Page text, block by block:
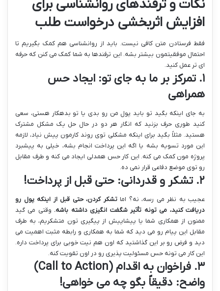
نکات و ترفندهای روانشناسی برای
افزایش اثربخشی درخواست طلب
فقط فرستادن متن کافی نیست. باید از روانشناسی هم کمک بگیریم تا
احتمال موفقیتمون بیشتر بشه. این ترفندها به شما کمک می کنن که حرفه
ای تر عمل کنید.
۱. تمرکز بر ما به جای تو: ایجاد حس
همراهی
به جای اینکه بگید تو باید پول من رو بدی یا تو بدهکار هستی، سعی
کنید طوری حرف بزنید که انگار هر دو در حال حل یک مشکل مشترک
هستید. مثلاً بگید برای اینکه مشکلی توی روند کارمون پیش نیاد، لازمه
این مورد تسویه بشه یا اگه این پرداخت انجام بشه، خیلی به پیشبرد
پروژه مون کمک می کنه. این کار حس همدلی ایجاد می کنه و طرف مقابل
رو توی موضع دفاعی قرار نمی ده.
۲. تشکر و قدردانی: حتی قبل از پرداخت!
عجیب به نظر می رسه، نه؟ اماتشکر کردن، حتی قبل از اینکه پول رو
دریافت کنید، می تونه تأثیر شگفت انگیزی داشته باشه. وقتی می گید
ممنون از همکاری شما یا پیشاپیش از پیگیری تون متشکریم، به طرف
مقابل این پیام رو می دید که شما به همکاری و رابطه مثبت اهمیت می
دید و فرض رو بر این گذاشتید که اون هم نیت خوبی برای پرداخت داره.
این کار می تونه حس مسئولیت پذیری رو در اون تقویت کنه.
۳. فراخوان به اقدام (Call to Action)
واضح: دقیقاً بگو چه می خواهی!